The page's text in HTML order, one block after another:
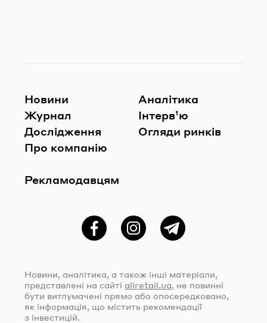
Новини
Журнал
Дослідження
Про компанію
Рекламодавцям
Аналітика
Інтерв’ю
Огляди ринків
ФейсбукInstagramTelegram
Новини, аналітика, а також інші матеріали,
представлені на сайті allretail.ua, не повинні
бути витлумачені прямо або опосередковано,
як інформація, що містить рекомендації
з інвестицій.